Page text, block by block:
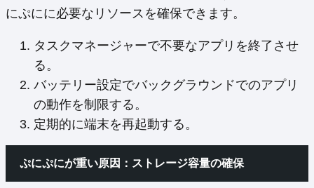
にぷにに必要なリソースを確保できます。
タスクマネージャーで不要なアプリを終了させ
る。
バッテリー設定でバックグラウンドでのアプリ
の動作を制限する。
定期的に端末を再起動する。
ぷにぷにが重い原因：ストレージ容量の確保